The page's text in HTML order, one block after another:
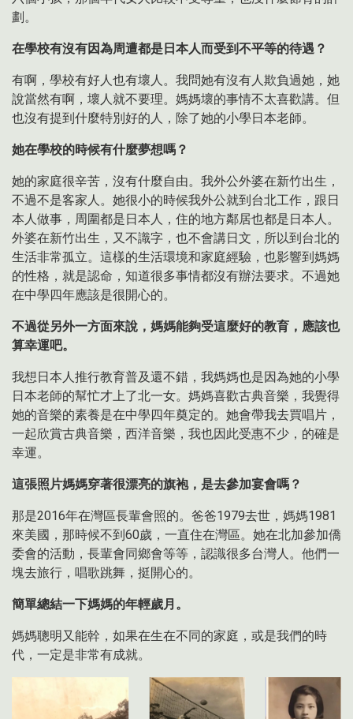
劃。
在學校有沒有因為周遭都是日本人而受到不平等的待遇？
有啊，學校有好人也有壞人。我問她有沒有人欺負過她，她
說當然有啊，壞人就不要理。媽媽壞的事情不太喜歡講。但
也沒有提到什麼特別好的人，除了她的小學日本老師。
她在學校的時候有什麼夢想嗎？
她的家庭很辛苦，沒有什麼自由。我外公外婆在新竹出生，
不過不是客家人。她很小的時候我外公就到台北工作，跟日
本人做事，周圍都是日本人，住的地方鄰居也都是日本人。
外婆在新竹出生，又不識字，也不會講日文，所以到台北的
生活非常孤立。這樣的生活環境和家庭經驗，也影響到媽媽
的性格，就是認命，知道很多事情都沒有辦法要求。不過她
在中學四年應該是很開心的。
不過從另外一方面來說，媽媽能夠受這麼好的教育，應該也
算幸運吧。
我想日本人推行教育普及還不錯，我媽媽也是因為她的小學
日本老師的幫忙才上了北一女。媽媽喜歡古典音樂，我覺得
她的音樂的素養是在中學四年奠定的。她會帶我去買唱片，
一起欣賞古典音樂，西洋音樂，我也因此受惠不少，的確是
幸運。
這張照片媽媽穿著很漂亮的旗袍，是去參加宴會嗎？
那是2016年在灣區長輩會照的。爸爸1979去世，媽媽1981
來美國，那時候不到60歲，一直住在灣區。她在北加參加僑
委會的活動，長輩會同鄉會等等，認識很多台灣人。他們一
塊去旅行，唱歌跳舞，挺開心的。
簡單總結一下媽媽的年輕歲月。
媽媽聰明又能幹，如果在生在不同的家庭，或是我們的時
代，一定是非常有成就。